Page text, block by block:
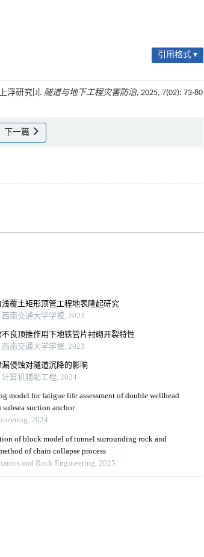
引用格式 ▾
浮研究[J]. 隧道与地下工程灾害防治, 2025, 7(02): 73-80
下一篇